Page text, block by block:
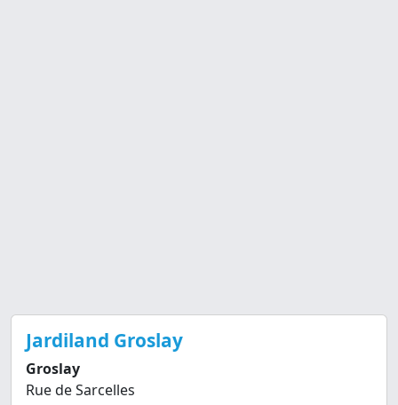
Jardiland Groslay
Groslay
Rue de Sarcelles